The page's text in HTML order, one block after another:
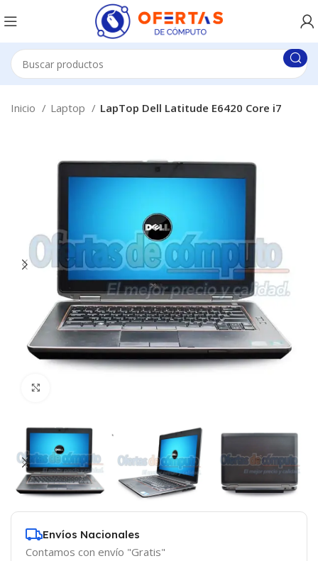
Inicio Laptop LapTop Dell Latitude E6420 Core i7
Envíos Nacionales
Contamos con envío "Gratis"